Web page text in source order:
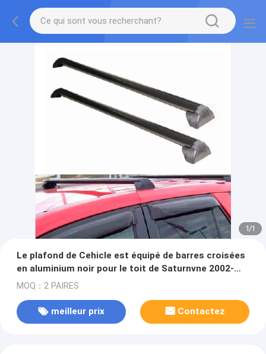
1/1
Le plafond de Cehicle est équipé de barres croisées
en aluminium noir pour le toit de Saturnvne 2002-
2007
MOQ：2 PAIRES
meilleur prix Contactez